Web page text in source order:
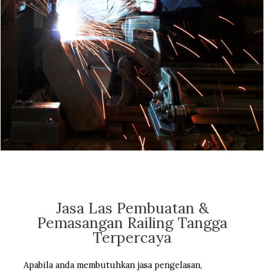
Jasa Las Pembuatan &
Pemasangan Railing Tangga
Terpercaya
Apabila anda membutuhkan jasa pengelasan,